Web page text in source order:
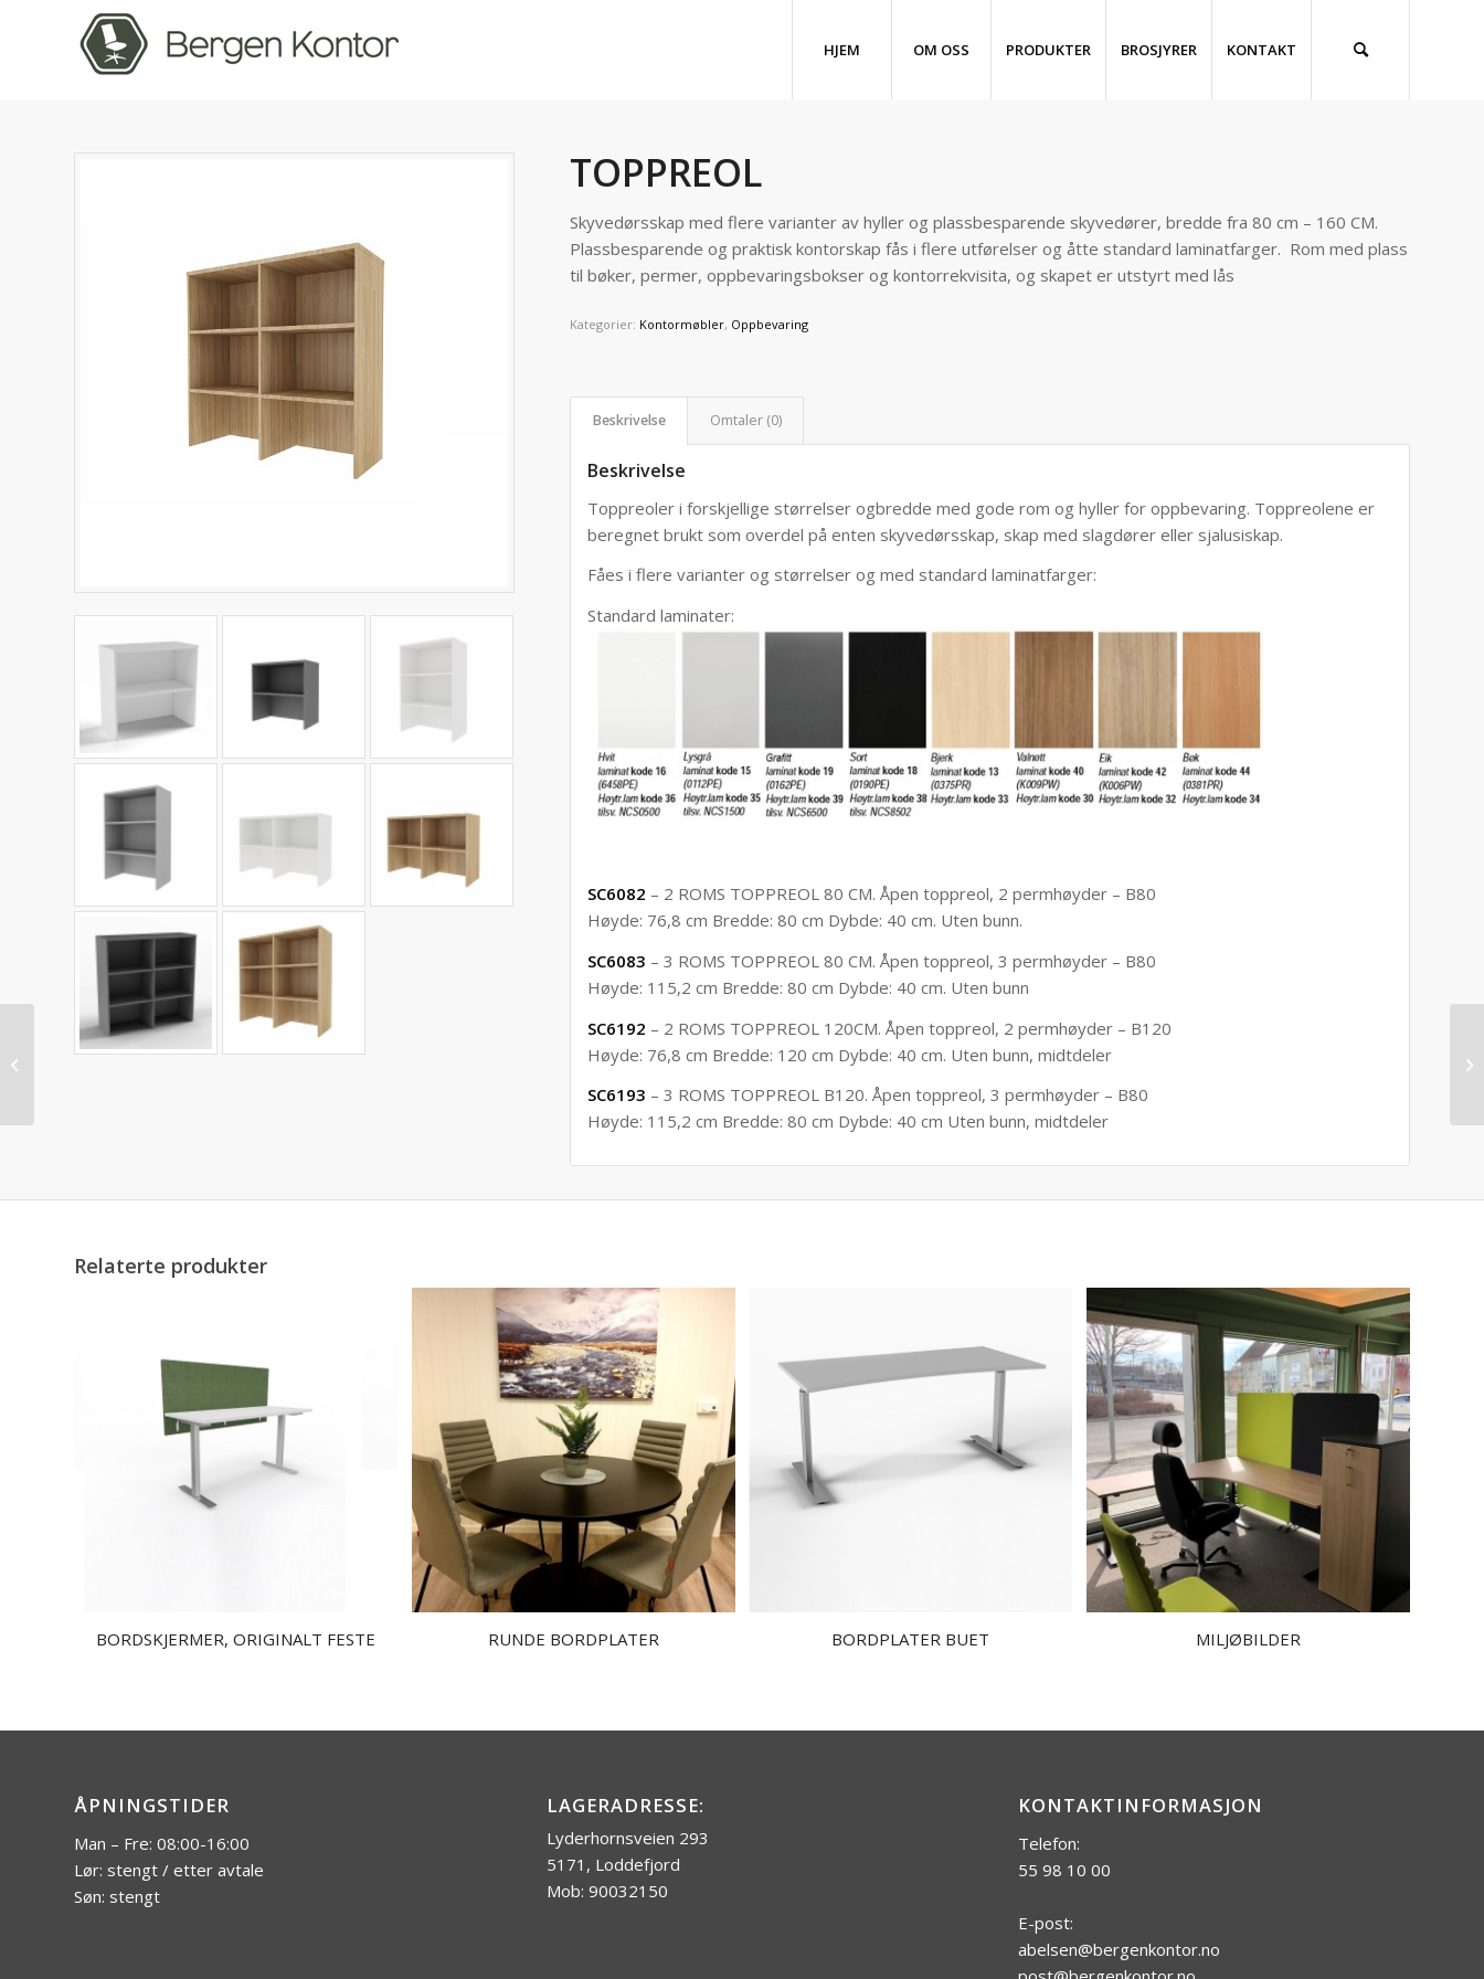
HJEM OM OSS PRODUKTER BROSJYRER KONTAKT
TOPPREOL
Skyvedørsskap med flere varianter av hyller og plassbesparende skyvedører, bredde fra 80 cm – 160 CM.
Plassbesparende og praktisk kontorskap fås i flere utførelser og åtte standard laminatfarger. Rom med plass
til bøker, permer, oppbevaringsbokser og kontorrekvisita, og skapet er utstyrt med lås
Kategorier: Kontormøbler, Oppbevaring
Beskrivelse Omtaler (0)
Beskrivelse
Toppreoler i forskjellige størrelser ogbredde med gode rom og hyller for oppbevaring. Toppreolene er
beregnet brukt som overdel på enten skyvedørsskap, skap med slagdører eller sjalusiskap.
Fåes i flere varianter og størrelser og med standard laminatfarger:
Standard laminater:
SC6082 – 2 ROMS TOPPREOL 80 CM. Åpen toppreol, 2 permhøyder – B80
Høyde: 76,8 cm Bredde: 80 cm Dybde: 40 cm. Uten bunn.
SC6083 – 3 ROMS TOPPREOL 80 CM. Åpen toppreol, 3 permhøyder – B80
Høyde: 115,2 cm Bredde: 80 cm Dybde: 40 cm. Uten bunn
SC6192 – 2 ROMS TOPPREOL 120CM. Åpen toppreol, 2 permhøyder – B120
Høyde: 76,8 cm Bredde: 120 cm Dybde: 40 cm. Uten bunn, midtdeler
SC6193 – 3 ROMS TOPPREOL B120. Åpen toppreol, 3 permhøyder – B80
Høyde: 115,2 cm Bredde: 80 cm Dybde: 40 cm Uten bunn, midtdeler
Relaterte produkter
BORDSKJERMER, ORIGINALT FESTE RUNDE BORDPLATER BORDPLATER BUET MILJØBILDER
ÅPNINGSTIDER
Man – Fre: 08:00-16:00
Lør: stengt / etter avtale
Søn: stengt
LAGERADRESSE:
Lyderhornsveien 293
5171, Loddefjord
Mob: 90032150
KONTAKTINFORMASJON
Telefon:
55 98 10 00
E-post:
abelsen@bergenkontor.no